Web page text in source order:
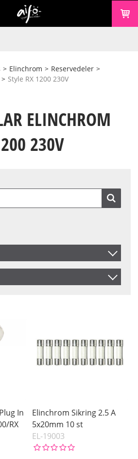
> Elinchrom > Reservedeler >
> Style RX 1200 230V
ELINCHROM
230V
Artikelkod
In
RX
Elinchrom Sikring 2.5 A
5x20mm 10 st
EL-19003